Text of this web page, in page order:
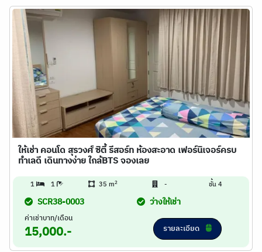
ให้เช่า คอนโด สุรวงศ์ ซิตี้ รีสอร์ท ห้องสะอาด เฟอร์นิเจอร์ครบ
ทำเลดี เดินทางง่าย ใกล้BTS จองเลย
1 1 35 m2 - ชั้น 4
SCR38-0003 ว่างให้เช่า
ค่าเช่าบาท/เดือน
15,000.- รายละเอียด